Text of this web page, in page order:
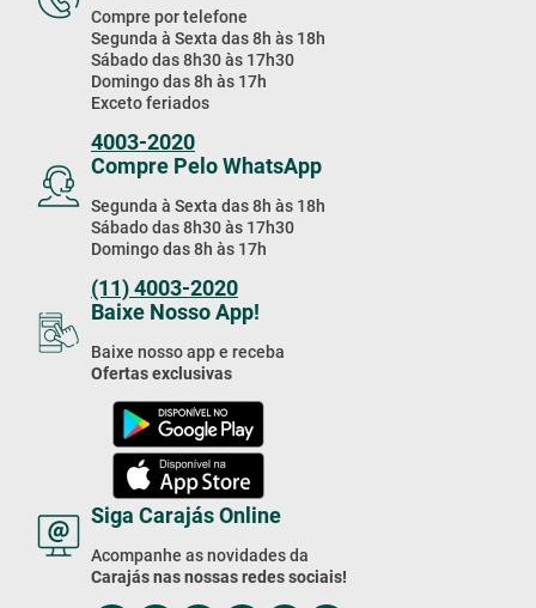
Compre por telefone
Segunda à Sexta das 8h às 18h
Sábado das 8h30 às 17h30
Domingo das 8h às 17h
Exceto feriados
4003-2020
Compre Pelo WhatsApp
Segunda à Sexta das 8h às 18h
Sábado das 8h30 às 17h30
Domingo das 8h às 17h
(11) 4003-2020
Baixe Nosso App!
Baixe nosso app e receba
Ofertas exclusivas
Siga Carajás Online
Acompanhe as novidades da
Carajás nas nossas redes sociais!